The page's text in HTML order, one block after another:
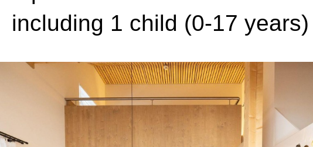
including 1 child (0-17 years)